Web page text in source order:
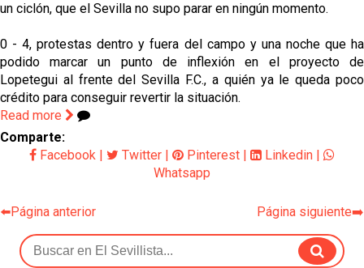
un ciclón, que el Sevilla no supo parar en ningún momento.
0 - 4, protestas dentro y fuera del campo y una noche que ha
podido marcar un punto de inflexión en el proyecto de
Lopetegui al frente del Sevilla F.C., a quién ya le queda poco
crédito para conseguir revertir la situación.
Read more
Comparte:
Facebook | Twitter | Pinterest | Linkedin |
Whatsapp
⬅️Página anterior Página siguiente➡️